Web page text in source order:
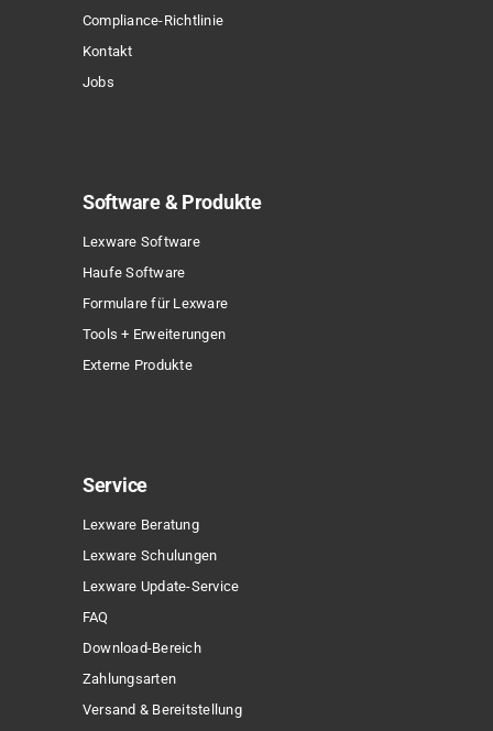
Compliance-Richtlinie
Kontakt
Jobs
Software & Produkte
Lexware Software
Haufe Software
Formulare für Lexware
Tools + Erweiterungen
Externe Produkte
Service
Lexware Beratung
Lexware Schulungen
Lexware Update-Service
FAQ
Download-Bereich
Zahlungsarten
Versand & Bereitstellung